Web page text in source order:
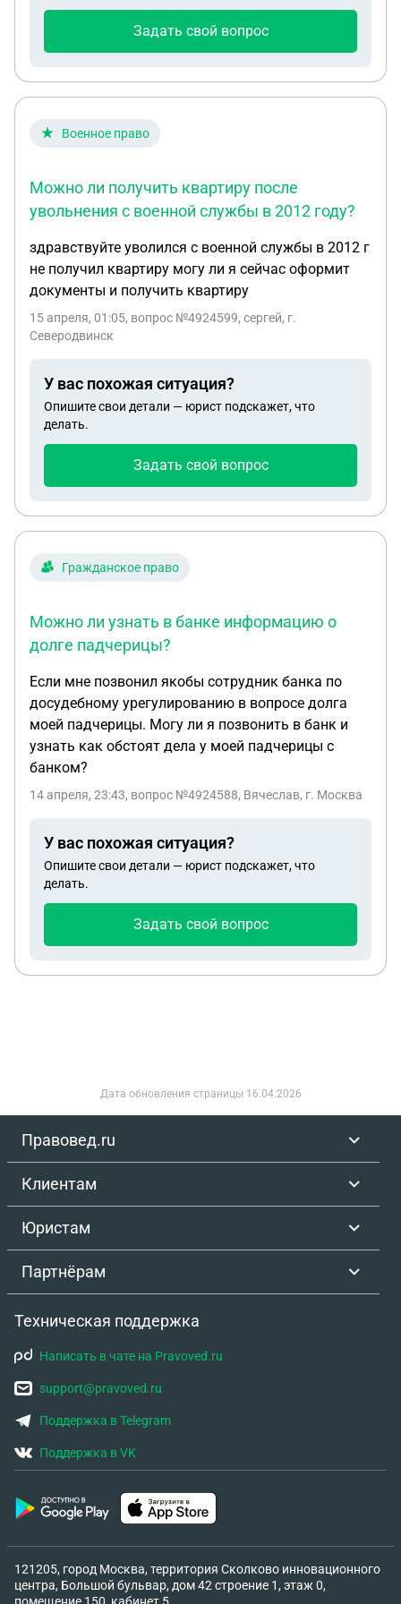
рабочих дней, но по исключаемым дням он мне
прилагаю ответы мне и ответы работодателю от
Задать свой вопрос
Военное право
Можно ли получить квартиру после
увольнения с военной службы в 2012 году?
здравствуйте уволился с военной службы в 2012 г
не получил квартиру могу ли я сейчас оформит
документы и получить квартиру
15 апреля, 01:05, вопрос №4924599, сергей, г.
Северодвинск
У вас похожая ситуация?
Опишите свои детали — юрист подскажет, что
делать.
Задать свой вопрос
Гражданское право
Можно ли узнать в банке информацию о
долге падчерицы?
Если мне позвонил якобы сотрудник банка по
досудебному урегулированию в вопросе долга
моей падчерицы. Могу ли я позвонить в банк и
узнать как обстоят дела у моей падчерицы с
банком?
14 апреля, 23:43, вопрос №4924588, Вячеслав, г. Москва
У вас похожая ситуация?
Опишите свои детали — юрист подскажет, что
делать.
Задать свой вопрос
Дата обновления страницы 16.04.2026
Правовед.ru
Клиентам
Юристам
Партнёрам
Техническая поддержка
Написать в чате на Pravoved.ru
support@pravoved.ru
Поддержка в Telegram
Поддержка в VK
121205, город Москва, территория Сколково инновационного
центра, Большой бульвар, дом 42 строение 1, этаж 0,